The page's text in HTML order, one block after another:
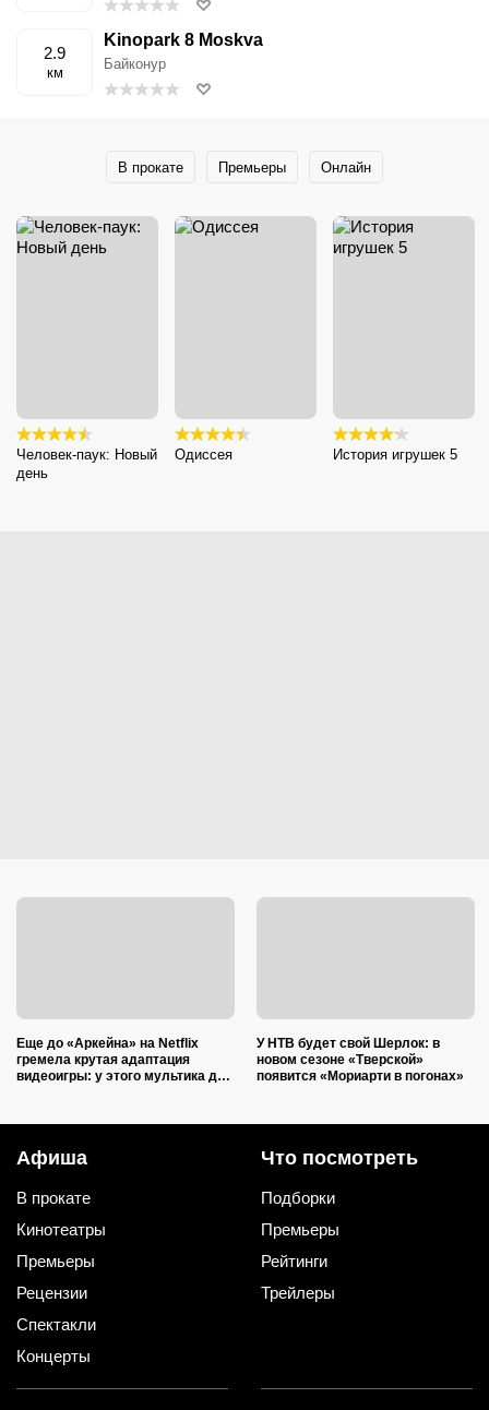
2.9
км
Kinopark 8 Moskva
Байконур
В прокате Премьеры Онлайн
Человек-паук: Новый
день
Одиссея История игрушек 5
Еще до «Аркейна» на Netflix
гремела крутая адаптация
видеоигры: у этого мультика до
У НТВ будет свой Шерлок: в
новом сезоне «Тверской»
появится «Мориарти в погонах»
Афиша
В прокате
Кинотеатры
Премьеры
Рецензии
Спектакли
Концерты
Что посмотреть
Подборки
Премьеры
Рейтинги
Трейлеры